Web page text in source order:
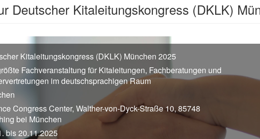
Deutscher Kitaleitungskongress (DKLK)
Kitaleitungskongress (DKLK) München 2025
Fachveranstaltung für Kitaleitungen, Fachberatungen und
im deutschsprachigen Raum
Congress Center, Walther-von-Dyck-Straße 10, 85748
bei München
bis 20.11.2025